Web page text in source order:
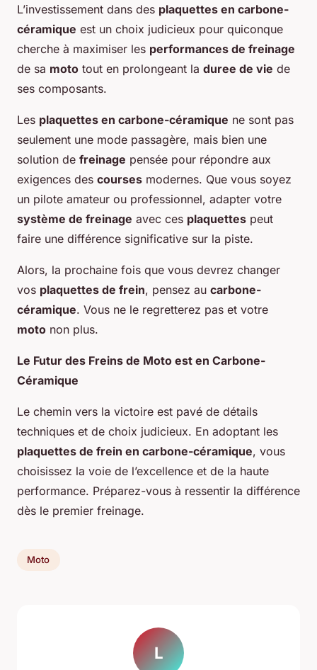
L’investissement dans des plaquettes en carbone-
céramique est un choix judicieux pour quiconque
cherche à maximiser les performances de freinage
de sa moto tout en prolongeant la duree de vie de
ses composants.
Les plaquettes en carbone-céramique ne sont pas
seulement une mode passagère, mais bien une
solution de freinage pensée pour répondre aux
exigences des courses modernes. Que vous soyez
un pilote amateur ou professionnel, adapter votre
système de freinage avec ces plaquettes peut
faire une différence significative sur la piste.
Alors, la prochaine fois que vous devrez changer
vos plaquettes de frein, pensez au carbone-
céramique. Vous ne le regretterez pas et votre
moto non plus.
Le Futur des Freins de Moto est en Carbone-
Céramique
Le chemin vers la victoire est pavé de détails
techniques et de choix judicieux. En adoptant les
plaquettes de frein en carbone-céramique, vous
choisissez la voie de l’excellence et de la haute
performance. Préparez-vous à ressentir la différence
dès le premier freinage.
Moto
L